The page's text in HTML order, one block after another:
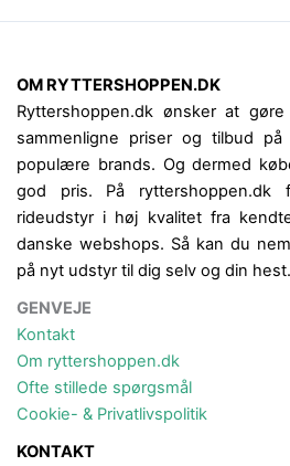
OM RYTTERSHOPPEN.DK
Ryttershoppen.dk ønsker at
sammenligne priser og tilbud
populære brands. Og dermed
god pris. På ryttershoppen.dk
rideudstyr i høj kvalitet fra
danske webshops. Så kan du
på nyt udstyr til dig selv og din hest.
GENVEJE
Kontakt
Om ryttershoppen.dk
Ofte stillede spørgsmål
Cookie- & Privatlivspolitik
KONTAKT